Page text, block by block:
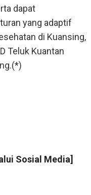
dapat
yang adaptif
di Kuansing,
Teluk Kuantan
Sosial Media]